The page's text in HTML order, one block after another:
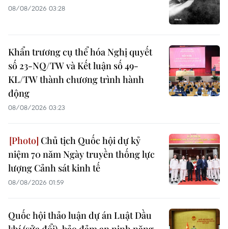
08/08/2026 03:28
Khẩn trương cụ thể hóa Nghị quyết
số 23-NQ/TW và Kết luận số 49-
KL/TW thành chương trình hành
động
08/08/2026 03:23
Chủ tịch Quốc hội dự kỷ
niệm 70 năm Ngày truyền thống lực
lượng Cảnh sát kinh tế
08/08/2026 01:59
Quốc hội thảo luận dự án Luật Dầu